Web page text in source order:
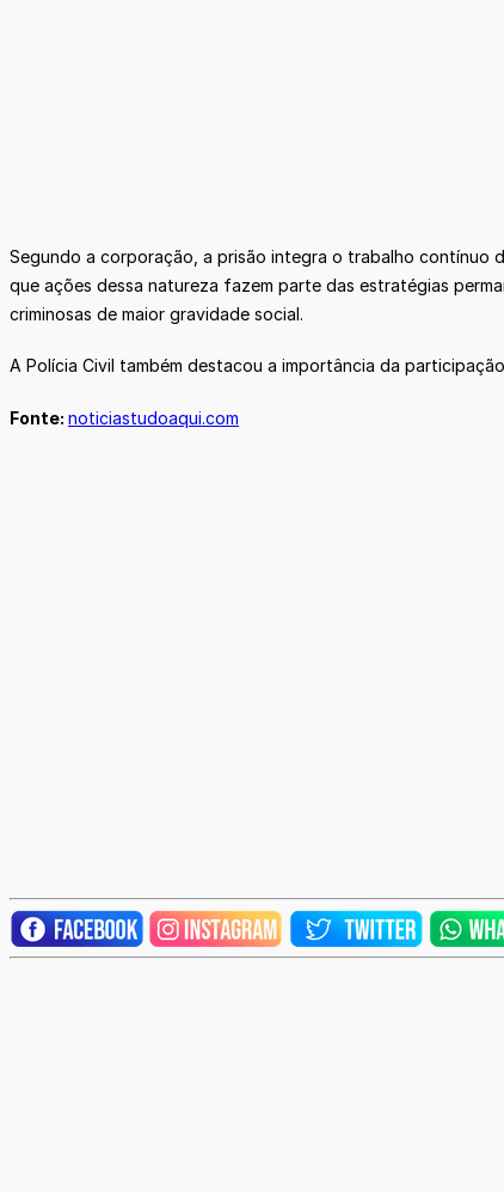
Segundo a corporação, a prisão integra o trabalho contínuo
que ações dessa natureza fazem parte das estratégias
criminosas de maior gravidade social.
A Polícia Civil também destacou a importância da
Fonte: noticiastudoaqui.com